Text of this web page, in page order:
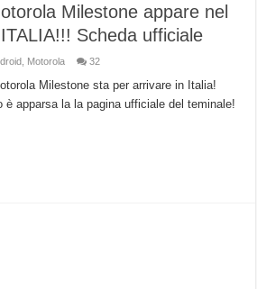
Milestone appare nel
Scheda ufficiale
Motorola 32
Milestone sta per arrivare in Italia!
è apparsa la la pagina ufficiale del teminale!